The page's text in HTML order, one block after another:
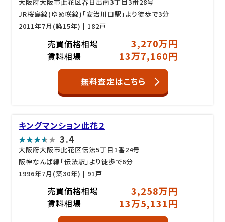
JR桜島線(ゆめ咲線)「安治川口駅」より徒歩で3分
2011年7月(築15年) | 182戸
売買価格相場 3,270万円
賃料相場 13万7,160円
無料査定はこちら
キングマンション此花２
3.4
大阪府大阪市此花区伝法5丁目1番24号
阪神なんば線「伝法駅」より徒歩で6分
1996年7月(築30年) | 91戸
売買価格相場 3,258万円
賃料相場 13万5,131円